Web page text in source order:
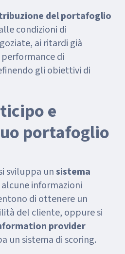
del portafoglio
condizioni di
ai ritardi già
di
gli obiettivi di
e
portafoglio
sviluppa unsistema
informazioni
di ottenere un
del cliente, oppure si
provider
un sistema di scoring.